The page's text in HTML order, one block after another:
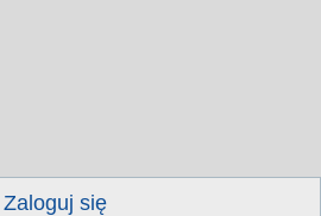
Zaloguj się